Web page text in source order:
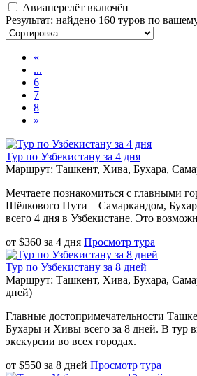
Авиаперелёт включён
Результат: найдено 160 туров по
«
...
6
7
8
»
Тур по Узбекистану за 4 дня
Маршрут: Ташкент, Хива, Бухара,
Мечтаете познакомиться с главными
Шёлкового Пути – Самаркандом,
всего 4 дня в Узбекистане. Это
от $360 за 4 дня Просмотр тура
Тур по Узбекистану за 8 дней
Маршрут: Ташкент, Хива, Бухара,
дней)
Главные достопримечательности
Бухары и Хивы всего за 8 дней. В тур
экскурсии во всех городах.
от $550 за 8 дней Просмотр тура